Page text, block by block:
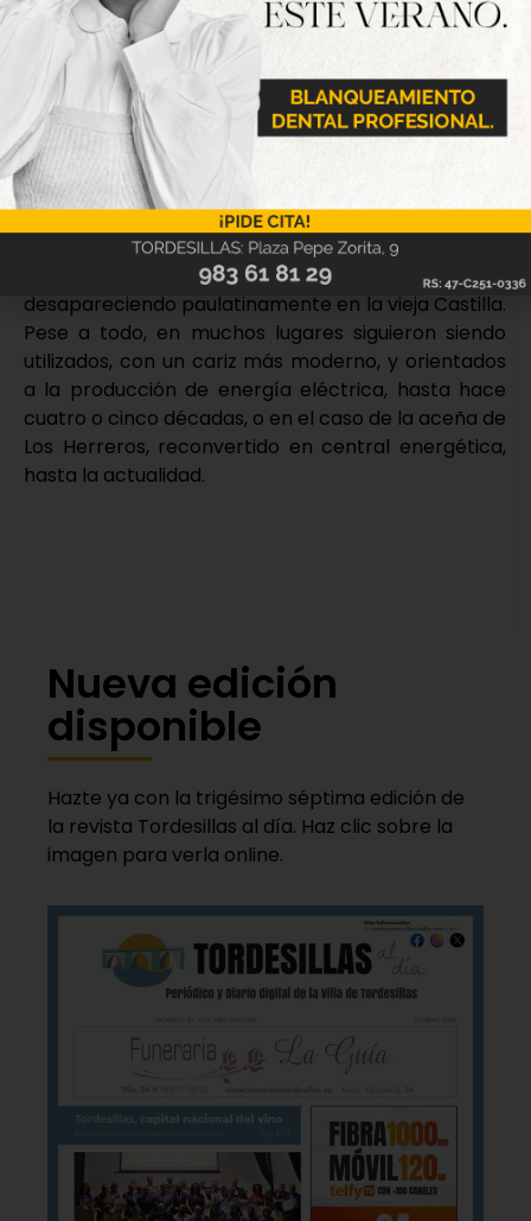
Por último, la Aceña de Herreros, de la que nada
queda hoy en día, pues actualmente alberga una
central hidroeléctrica en la que ya no se
reconocen las estructuras que conformaron la
aceña, se ubica seis kilómetros aguas abajo de
Tordesillas.
A partir del año 1750, el aumento del precio del
trigo, entre otros factores, favoreció que, poco a
poco, estos molinos harineros fueran
desapareciendo paulatinamente en la vieja Castilla.
Pese a todo, en muchos lugares siguieron siendo
utilizados, con un cariz más moderno, y orientados
a la producción de energía eléctrica, hasta hace
cuatro o cinco décadas, o en el caso de la aceña de
Los Herreros, reconvertido en central energética,
hasta la actualidad.
Nueva edición
disponible
Hazte ya con la trigésimo séptima edición de
la revista Tordesillas al día. Haz clic sobre la
imagen para verla online.